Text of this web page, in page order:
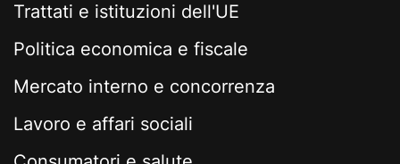
Trattati e istituzioni dell'UE
Politica economica e fiscale
Mercato interno e concorrenza
Lavoro e affari sociali